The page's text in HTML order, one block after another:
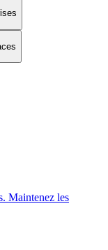
Maintenez les